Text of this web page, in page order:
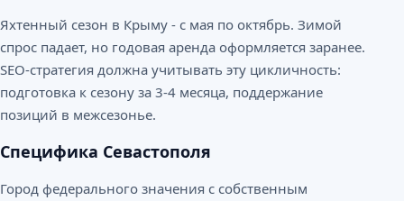
Яхтенный сезон в Крыму - с мая по октябрь. Зимой
спрос падает, но годовая аренда оформляется заранее.
SEO-стратегия должна учитывать эту цикличность:
подготовка к сезону за 3-4 месяца, поддержание
позиций в межсезонье.
Специфика Севастополя
Город федерального значения с собственным